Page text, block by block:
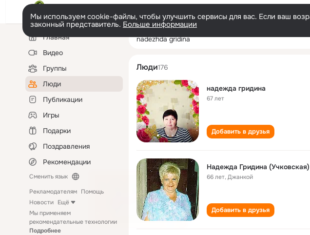
Мы используем cookie-файлы, чтобы улучшить сервисы для вас. Если ваш
законный представитель. Больше информации
Левая
колонкаГлавная
Видео
Группы
Люди
Публикации
Игры
Подарки
Поздравления
Рекомендации
Сменить язык
Рекламодателям Помощь
Новости Ещё
Мы применяем
рекомендательные технологии
Подробнее
nadezhda gridina
Люди176
надежда гридина
67 лет
Добавить в друзья
Надежда Гридина (Учковская)
66 лет,Джанкой
Добавить в друзья